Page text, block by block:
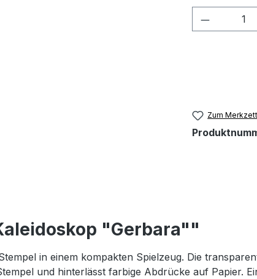
Zum
"Gerbara""
in einem kompakten Spielzeug. Die
und hinterlässt farbige Abdrücke auf Papier.